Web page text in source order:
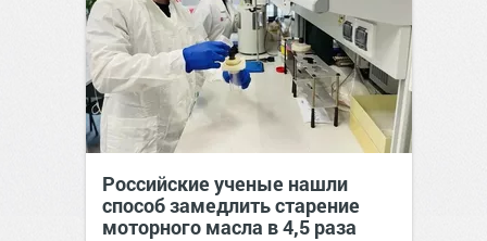
Российские ученые нашли
способ замедлить старение
моторного масла в 4,5 раза